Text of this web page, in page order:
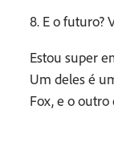
8. E o futuro?
Estou super
Um deles é
Fox, e o